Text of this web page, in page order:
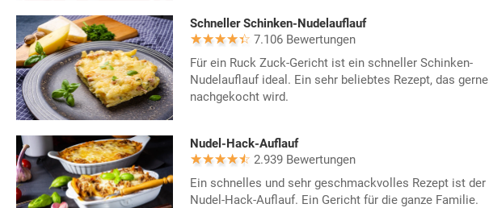
Schneller Schinken-Nudelauflauf
7.106 Bewertungen
Für ein Ruck Zuck-Gericht ist ein schneller Schinken-
Nudelauflauf ideal. Ein sehr beliebtes Rezept, das gerne
nachgekocht wird.
Nudel-Hack-Auflauf
2.939 Bewertungen
Ein schnelles und sehr geschmackvolles Rezept ist der
Nudel-Hack-Auflauf. Ein Gericht für die ganze Familie.